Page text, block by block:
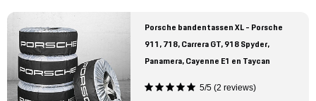
Porsche bandentassen XL - Porsche
911, 718, Carrera GT, 918 Spyder,
Panamera, Cayenne E1 en Taycan
5/5 (2 reviews)